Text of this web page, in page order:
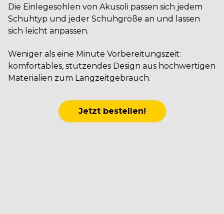
Die Einlegesohlen von Akusoli passen sich jedem
Schuhtyp und jeder Schuhgröße an und lassen
sich leicht anpassen.
Weniger als eine Minute Vorbereitungszeit:
komfortables, stützendes Design aus hochwertigen
Materialien zum Langzeitgebrauch.
Jetzt bestellen!